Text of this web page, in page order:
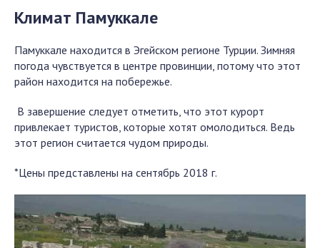
Климат Памуккале
Памуккале находится в Эгейском регионе Турции. Зимняя
погода чувствуется в центре провинции, потому что этот
район находится на побережье.
В завершение следует отметить, что этот курорт
привлекает туристов, которые хотят омолодиться. Ведь
этот регион считается чудом природы.
*Цены представлены на сентябрь 2018 г.